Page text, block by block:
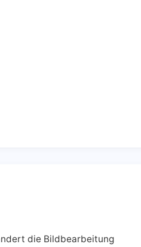
die Bildbearbeitung